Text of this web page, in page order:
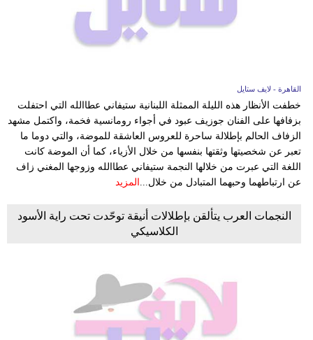
القاهرة - لايف ستايل
خطفت الأنظار هذه الليلة الممثلة اللبنانية ستيفاني عطاالله التي احتفلت
بزفافها على الفنان جوزيف عبود في أجواء رومانسية فخمة، واكتمل مشهد
الزفاف الحالم بإطلالة ساحرة للعروس العاشقة للموضة، والتي دوما ما
تعبر عن شخصيتها وثقتها بنفسها من خلال الأزياء، كما أن الموضة كانت
اللغة التي عبرت من خلالها النجمة ستيفاني عطاالله وزوجها المغني زاف
عن ارتباطهما وحبهما المتبادل من خلال...
المزيد
النجمات العرب يتألقن بإطلالات أنيقة توحّدت تحت راية الأسود
الكلاسيكي